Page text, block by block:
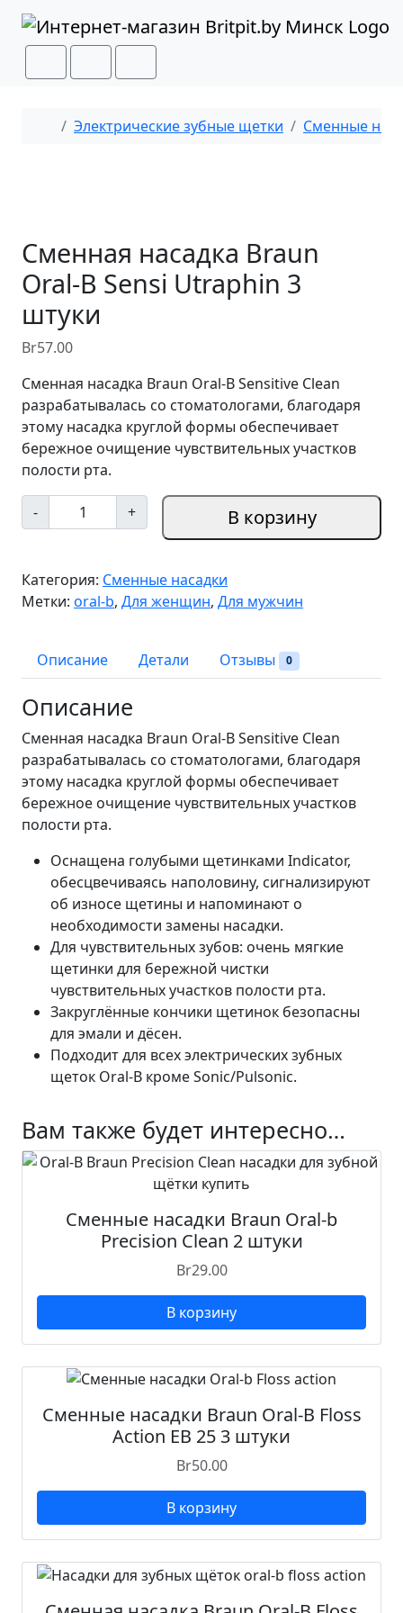
Перейти к содержимому
Перейти к футеру
SearchCart Menu
Главная
Электрические зубные щетки Сменные
Сменная насадка Braun
Oral-B Sensi Utraphin 3
штуки
Br57.00
Сменная насадка Braun Oral-B Sensitive Clean
разрабатывалась со стоматологами, благодаря
этому насадка круглой формы обеспечивает
бережное очищение чувствительных участков
полости рта.
-
о
и
ч
е
в
о
т
о
в
а
р
а
а
B
-
B
r
a
+ В корзину
Категория: Сменные насадки
Метки: oral-b, Для женщин, Для мужчин
Описание Детали Отзывы 0
Описание
Сменная насадка Braun Oral-B Sensitive Clean
разрабатывалась со стоматологами, благодаря
этому насадка круглой формы обеспечивает
бережное очищение чувствительных участков
полости рта.
Оснащена голубыми щетинками Indicator,
обесцвечиваясь наполовину, сигнализируют
об износе щетины и напоминают о
необходимости замены насадки.
Для чувствительных зубов: очень мягкие
щетинки для бережной чистки
чувствительных участков полости рта.
Закруглённые кончики щетинок безопасны
для эмали и дёсен.
Подходит для всех электрических зубных
щеток Oral-B кроме Sonic/Pulsonic.
Вам также будет интересно…
Сменные насадки Braun Oral-b
Precision Clean 2 штуки
Br29.00
В корзину
Сменные насадки Braun Oral-B Floss
Action EB 25 3 штуки
Br50.00
В корзину